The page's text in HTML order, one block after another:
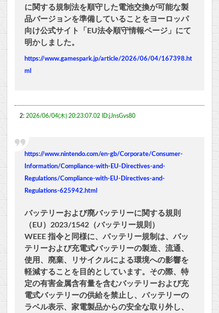
に関する規制法を順守した電池交換が可能な製
品バージョンを準備していることをヨーロッパ
向け公式サイト「EU法令順守情報ページ」にて
明かしました。
https://www.gamespark.jp/article/2026/06/04/167398.ht
ml
2: 2026/06/04(木) 20:23:07.02 ID:jJnsGvs80
https://www.nintendo.com/en-gb/Corporate/Consumer-
Information/Compliance-with-EU-Directives-and-
Regulations/Compliance-with-EU-Directives-and-
Regulations-625942.html
バッテリーおよび廃バッテリーに関する規則
（EU）2023/1542（バッテリー規則）
WEEE 指令と同様に、バッテリー規制は、バッ
テリーおよび充電式バッテリーの製造、流通、
使用、廃棄、リサイクルによる環境への影響を
軽減することを目的としています。その際、特
定の有害金属含有量を含むバッテリーおよび充
電式バッテリーの供給を禁止し、バッテリーの
ラベル表示、家電製品からの安全な取り外し、